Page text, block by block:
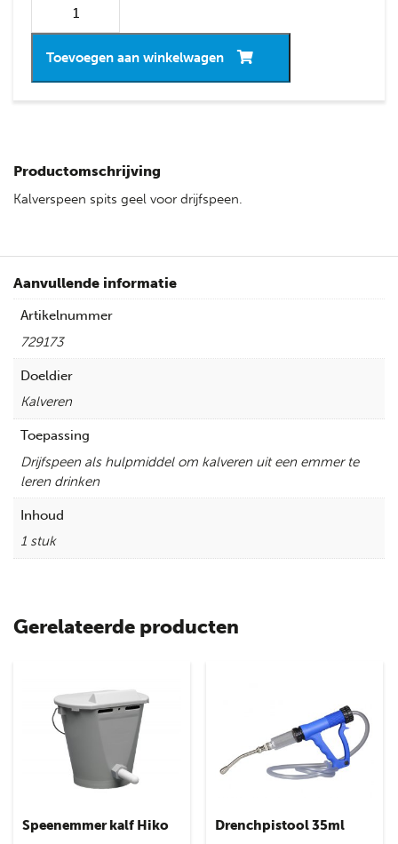
Toevoegen aan winkelwagen
Productomschrijving
Kalverspeen spits geel voor drijfspeen.
Aanvullende informatie
Artikelnummer
729173
Doeldier
Kalveren
Toepassing
Drijfspeen als hulpmiddel om kalveren uit een emmer te
leren drinken
Inhoud
1 stuk
Gerelateerde producten
Speenemmer kalf Hiko Drenchpistool 35ml